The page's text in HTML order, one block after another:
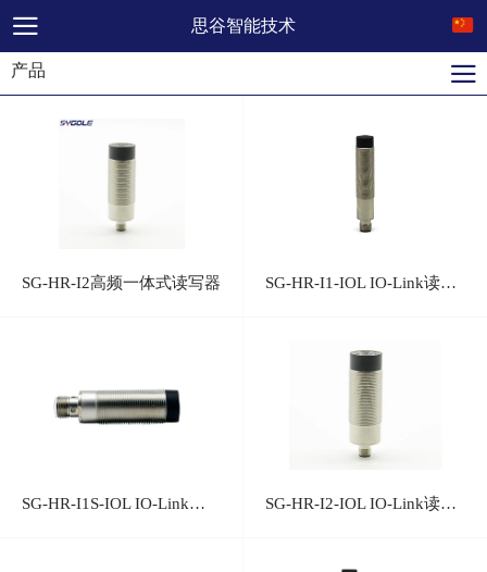
思谷智能技术
产品
SG-HR-I2高频一体式读写器 SG-HR-I1-IOL IO-Link读写头
SG-HR-I1S-IOL IO-Link读写头 SG-HR-I2-IOL IO-Link读写头